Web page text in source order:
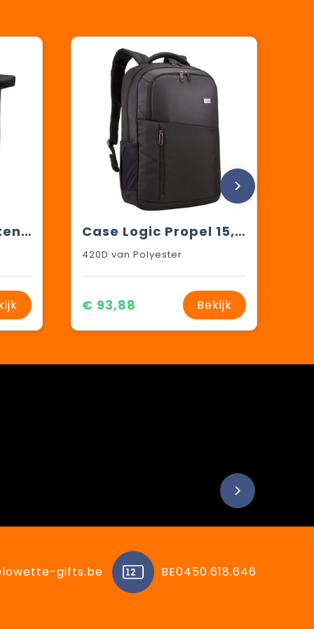
Resi 15" waterbestendige laptoprugzak 23L Case Logic Propel 15,6" laptop rugzak 20L
420D van Polyester
€ 93,88 Bekijk
gifts.be BE0450.618.646